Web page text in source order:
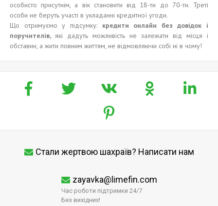
особисто присутнім, а вік становити від 18-ти до 70-ти. Треті
особи не беруть участі в укладанні кредитної угоди.
Що отримуємо у підсумку: кредити онлайн без довідок і
поручителів, які дадуть можливість не залежати від місця і
обставин, а жити повним життям, не відмовляючи собі ні в чому!
Стали жертвою шахраїв? Написати нам
zayavka@limefin.com
Час роботи підтримки 24/7
Без вихідних!